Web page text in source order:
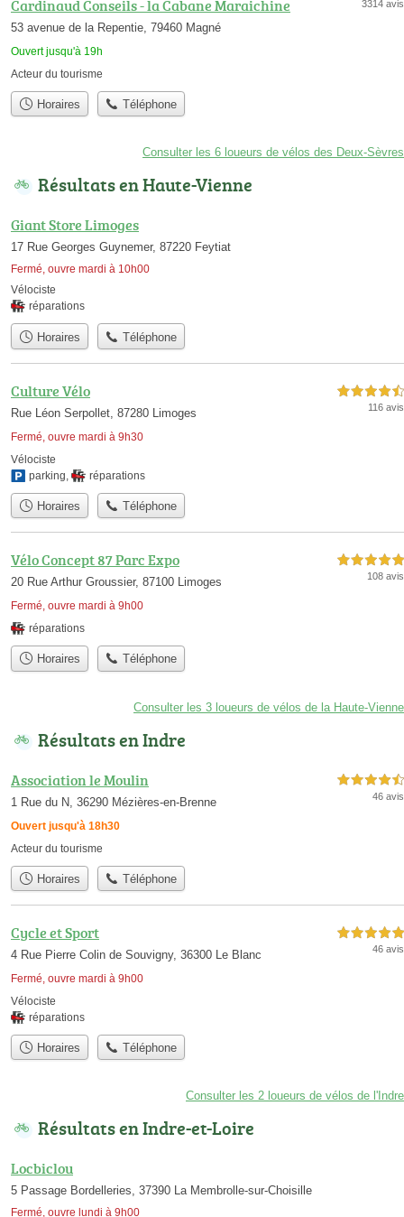
Cardinaud Conseils - la Cabane Maraichine
53 avenue de la Repentie, 79460 Magné
Ouvert jusqu'à 19h
3314 avis
Acteur du tourisme
Horaires Téléphone
Consulter les 6 loueurs de vélos des Deux-Sèvres
Résultats en Haute-Vienne
Giant Store Limoges
17 Rue Georges Guynemer, 87220 Feytiat
Fermé, ouvre mardi à 10h00
Vélociste
réparations
Horaires Téléphone
Culture Vélo
Rue Léon Serpollet, 87280 Limoges
Fermé, ouvre mardi à 9h30
4,5 étoiles sur 5
116 avis
Vélociste
parking
réparations
Horaires Téléphone
Vélo Concept 87 Parc Expo
20 Rue Arthur Groussier, 87100 Limoges
Fermé, ouvre mardi à 9h00
5,0 étoiles sur 5
108 avis
réparations
Horaires Téléphone
Consulter les 3 loueurs de vélos de la Haute-Vienne
Résultats en Indre
Association le Moulin
1 Rue du N, 36290 Mézières-en-Brenne
Ouvert jusqu'à 18h30
4,5 étoiles sur 5
46 avis
Acteur du tourisme
Horaires Téléphone
Cycle et Sport
4 Rue Pierre Colin de Souvigny, 36300 Le Blanc
Fermé, ouvre mardi à 9h00
5,0 étoiles sur 5
46 avis
Vélociste
réparations
Horaires Téléphone
Consulter les 2 loueurs de vélos de l'Indre
Résultats en Indre-et-Loire
Locbiclou
5 Passage Bordelleries, 37390 La Membrolle-sur-Choisille
Fermé, ouvre lundi à 9h00